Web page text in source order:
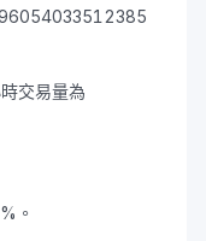
交易量為
。